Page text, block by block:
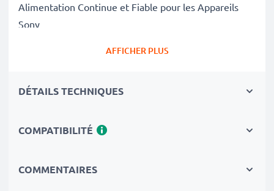
Alimentation Continue et Fiable pour les Appareils
Sony
montage photo/vidéo, le transfert de fichiers ou la
✔ Compatible avec la charge DC
AFFICHER PLUS
DÉTAILS TECHNIQUES
COMPATIBILITÉ
COMMENTAIRES